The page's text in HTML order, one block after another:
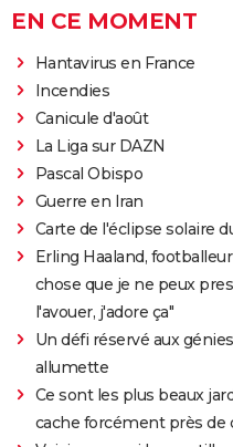
EN CE MOMENT
Hantavirus en France
Incendies
Canicule d'août
La Liga sur DAZN
Pascal Obispo
Guerre en Iran
Carte de l'éclipse solaire
Erling Haaland,
chose que je ne peux
l'avouer, j'adore ça"
Un défi réservé aux
allumette
Ce sont les plus beaux
cache forcément près de